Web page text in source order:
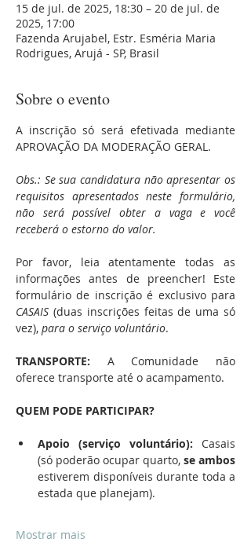
15 de jul. de 2025, 18:30 – 20 de jul. de
2025, 17:00
Fazenda Arujabel, Estr. Esméria Maria
Rodrigues, Arujá - SP, Brasil
Sobre o evento
A inscrição só será efetivada mediante
APROVAÇÃO DA MODERAÇÃO GERAL.
Obs.: Se sua candidatura não apresentar os
requisitos apresentados neste formulário,
não será possível obter a vaga e você
receberá o estorno do valor.
Por favor, leia atentamente todas as
informações antes de preencher! Este
CASAIS (duas inscrições feitas de uma só
vez), para o serviço voluntário.
TRANSPORTE: A Comunidade não
oferece transporte até o acampamento.
QUEM PODE PARTICIPAR?
Apoio (serviço voluntário): Casais
(só poderão ocupar quarto, se ambos
estiverem disponíveis durante toda a
estada que planejam).
Mostrar mais